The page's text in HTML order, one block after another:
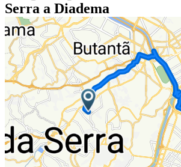
Serra a Diadema